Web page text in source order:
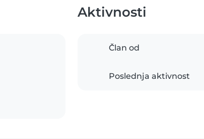
Aktivnosti
Član od
Poslednja aktivnost